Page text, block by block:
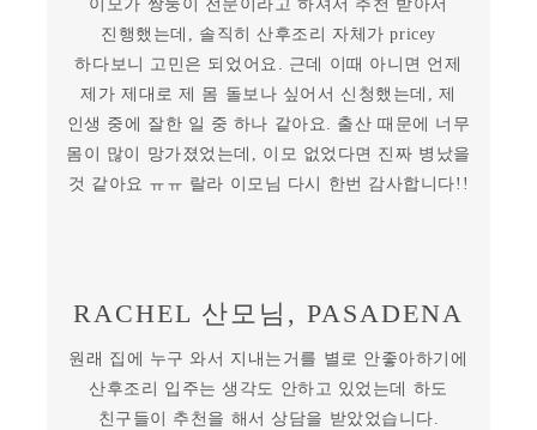
이모가 쌍둥이 전문이라고 하셔서 추천 받아서
진행했는데, 솔직히 산후조리 자체가 pricey
하다보니 고민은 되었어요. 근데 이때 아니면 언제
제가 제대로 제 몸 돌보나 싶어서 신청했는데, 제
인생 중에 잘한 일 중 하나 같아요. 출산 때문에 너무
몸이 많이 망가졌었는데, 이모 없었다면 진짜 병났을
것 같아요 ㅠㅠ 랄라 이모님 다시 한번 감사합니다!!
RACHEL 산모님, PASADENA
원래 집에 누구 와서 지내는거를 별로 안좋아하기에
산후조리 입주는 생각도 안하고 있었는데 하도
친구들이 추천을 해서 상담을 받았었습니다.